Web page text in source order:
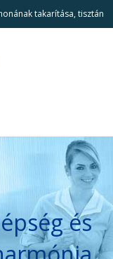
takarítása, tisztán
és